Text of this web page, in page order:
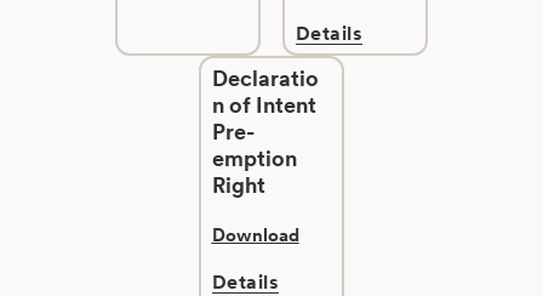
Details
Declaratio
n of Intent
Pre-
emption
Right
Download
Details